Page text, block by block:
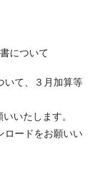
について
いて、３月加算等
いたします。
ロードをお願いい